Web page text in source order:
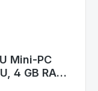
Mini-PC
4 GB RAM,